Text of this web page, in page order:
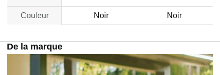
Couleur Noir Noir
De la marque